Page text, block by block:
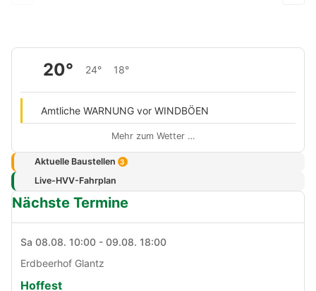
20° 24° 18°
Amtliche WARNUNG vor WINDBÖEN
Mehr zum Wetter …
Aktuelle Baustellen 3
Live-HVV-Fahrplan
Nächste Termine
Sa 08.08. 10:00 - 09.08. 18:00
Erdbeerhof Glantz
Hoffest